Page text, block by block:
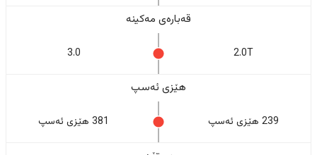
قەبارەی مەکینە
2.0T
3.0
هێزی ئەسپ
239 هێزی ئەسپ 381 هێزی ئەسپ